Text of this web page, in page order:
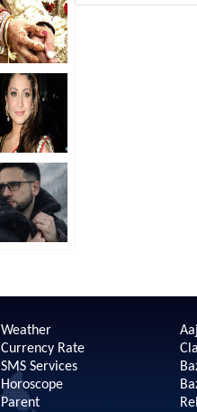
Weather
Currency Rate
SMS Services
Horoscope
Parent